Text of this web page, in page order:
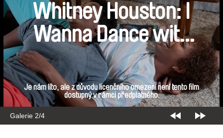
Galerie 2/4
Whitney Houston: I
Wanna Dance with
Somebody
Je nám líto, ale z důvodu licenčního omezení není tento film
dostupný v rámci předplatného.